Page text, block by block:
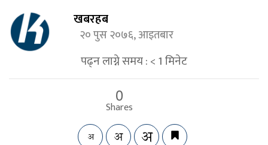
खबरहब
२० पुस २०७६, आइतबार
पढ्न लाग्ने समय :< 1मिनेट
0
Shares